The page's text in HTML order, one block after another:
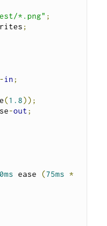
*.png" ;
;
-in;
(1.8));
-out;
ease (75ms *